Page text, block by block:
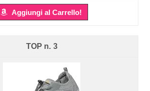
Aggiungi al Carrello!
3